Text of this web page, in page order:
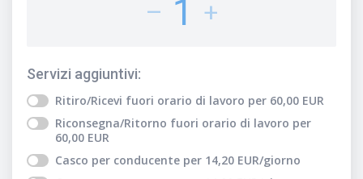
– 1 +
Servizi aggiuntivi:
Ritiro/Ricevi fuori orario di lavoro per 60,00 EUR
Riconsegna/Ritorno fuori orario di lavoro per
60,00 EUR
Casco per conducente per 14,20 EUR/giorno